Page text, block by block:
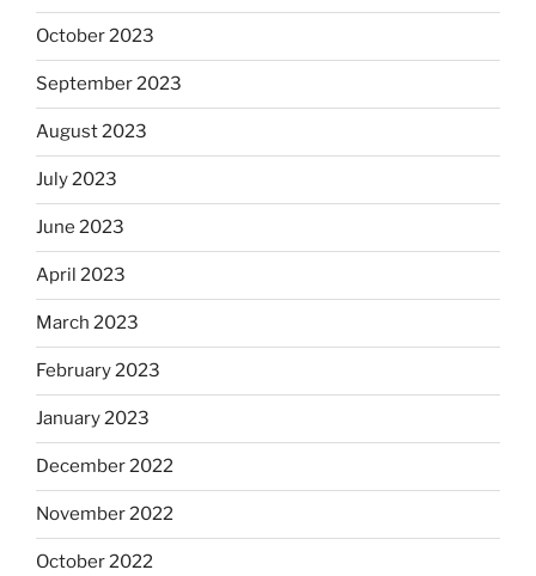
October 2023
September 2023
August 2023
July 2023
June 2023
April 2023
March 2023
February 2023
January 2023
December 2022
November 2022
October 2022